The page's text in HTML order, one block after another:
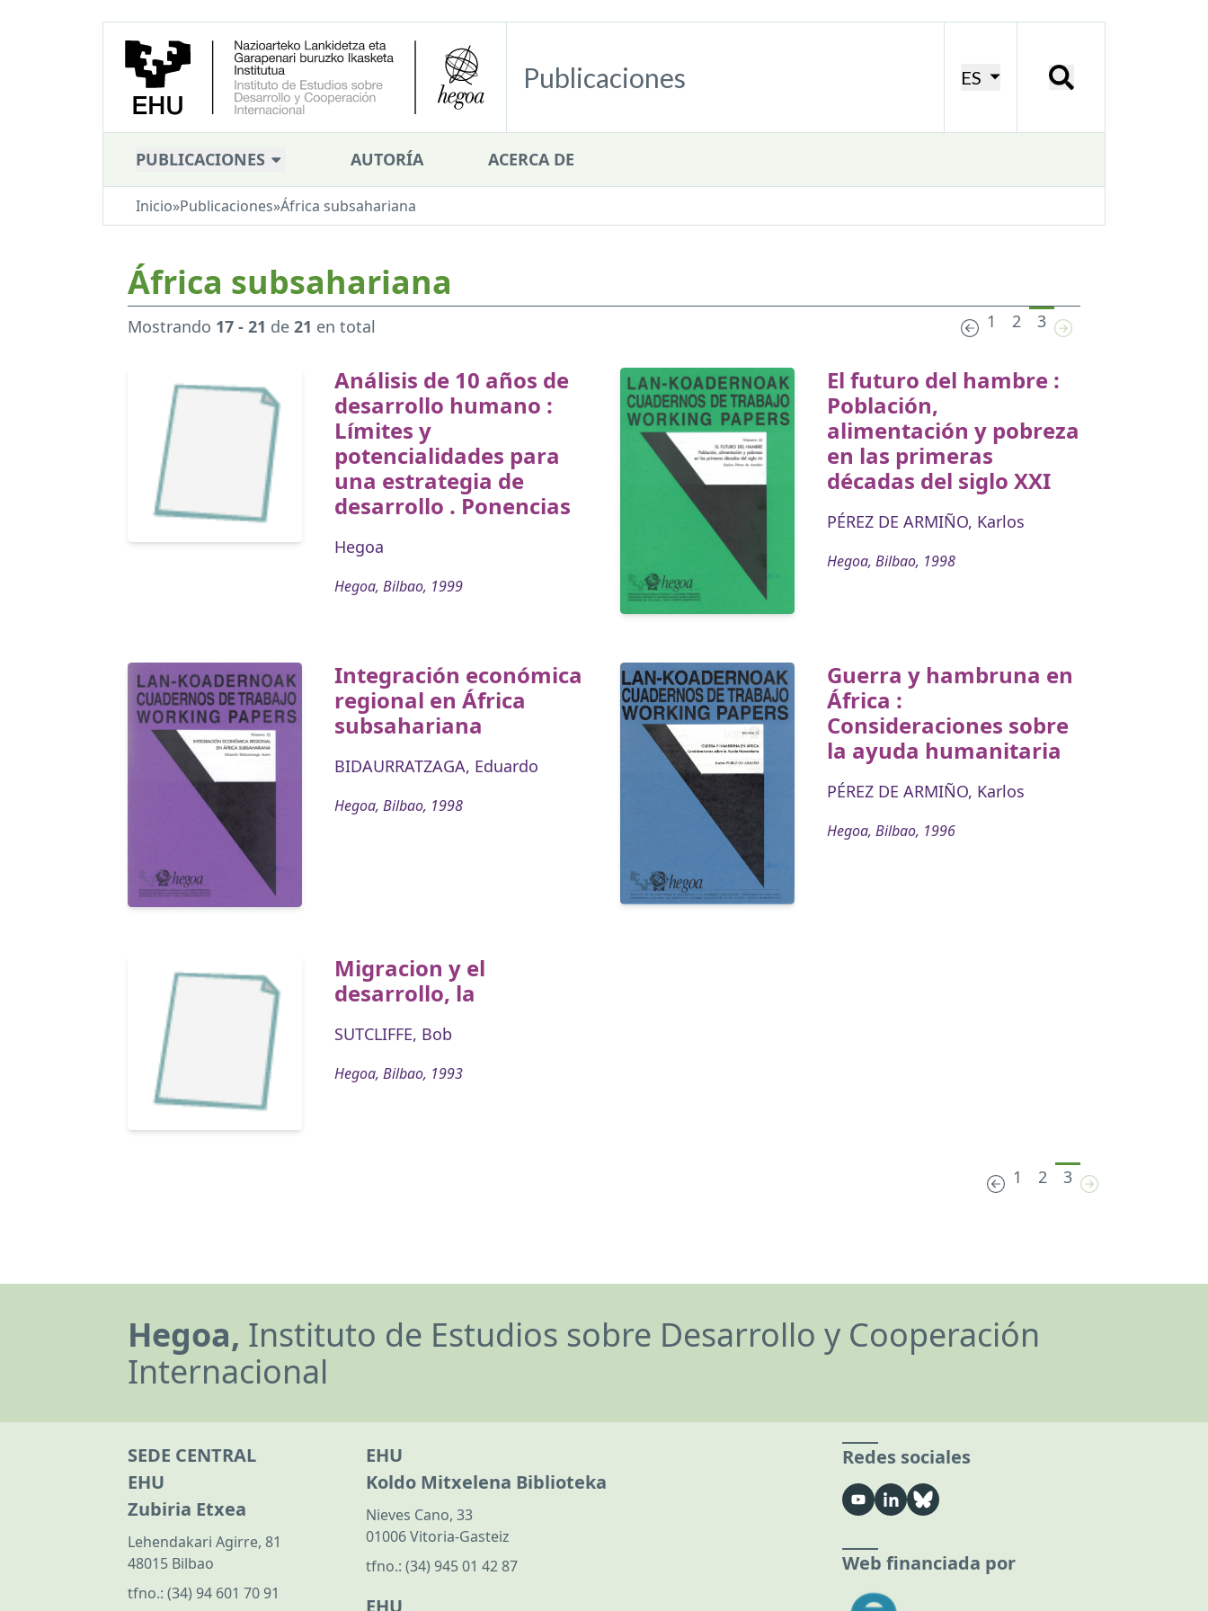
Publicaciones ES
PUBLICACIONES AUTORÍA ACERCA DE
Inicio»Publicaciones»África subsahariana
África subsahariana
Mostrando 17 - 21 de 21 en total 1 2 3
Análisis de 10 años de
desarrollo humano :
Límites y
potencialidades para
una estrategia de
desarrollo . Ponencias
Hegoa
Hegoa, Bilbao, 1999
El futuro del hambre :
Población,
alimentación y pobreza
en las primeras
décadas del siglo XXI
PÉREZ DE ARMIÑO, Karlos
Hegoa, Bilbao, 1998
Integración económica
regional en África
subsahariana
BIDAURRATZAGA, Eduardo
Hegoa, Bilbao, 1998
Guerra y hambruna en
África :
Consideraciones sobre
la ayuda humanitaria
PÉREZ DE ARMIÑO, Karlos
Hegoa, Bilbao, 1996
Migracion y el
desarrollo, la
SUTCLIFFE, Bob
Hegoa, Bilbao, 1993
1 2 3
Hegoa, Instituto de Estudios sobre Desarrollo y Cooperación
Internacional
SEDE CENTRAL
EHU
Zubiria Etxea
Lehendakari Agirre, 81
48015 Bilbao
tfno.: (34) 94 601 70 91
EHU
Koldo Mitxelena Biblioteka
Nieves Cano, 33
01006 Vitoria-Gasteiz
tfno.: (34) 945 01 42 87
Redes sociales
Web financiada por